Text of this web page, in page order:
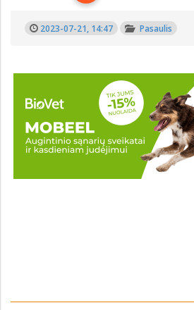
2023-07-21, 14:47 Pasaulis